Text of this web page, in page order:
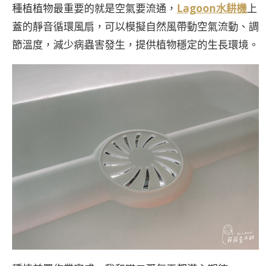
種植植物最重要的就是空氣要流通， Lagoon水耕機上
蓋的靜音循環風扇，可以模擬自然風帶動空氣流動、調
節溫度，減少病蟲害發生，提供植物穩定的生長環境。